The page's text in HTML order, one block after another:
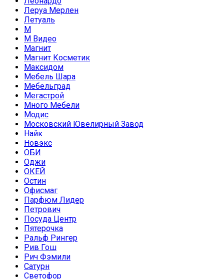
Леруа Мерлен
Летуаль
М
М Видео
Магнит
Магнит Косметик
Максидом
Мебель Шара
Мебельград
Мегастрой
Много Мебели
Модис
Московский Ювелирный Завод
Найк
Новэкс
ОБИ
Оджи
ОКЕЙ
Остин
Офисмаг
Парфюм Лидер
Петрович
Посуда Центр
Пятерочка
Ральф Рингер
Рив Гош
Рич Фэмили
Сатурн
Светофор